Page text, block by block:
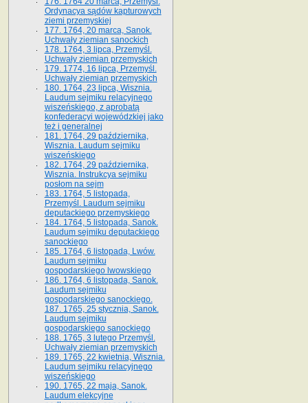
Ordynacya sądów kapturowych
ziemi przemyskiej
177. 1764, 20 marca, Sanok.
Uchwały ziemian sanockich
178. 1764, 3 lipca, Przemyśl.
Uchwały ziemian przemyskich
179. 1774, 16 lipca, Przemyśl.
Uchwały ziemian przemyskich
180. 1764, 23 lipca, Wisznia.
Laudum sejmiku relacyjnego
wiszeńskiego, z aprobatą
konfederacyi wojewódzkiej jako
też i generalnej
181. 1764, 29 października,
Wisznia. Laudum sejmiku
wiszeńskiego
182. 1764, 29 października,
Wisznia. Instrukcya sejmiku
posłom na sejm
183. 1764, 5 listopada,
Przemyśl. Laudum sejmiku
deputackiego przemyskiego
184. 1764, 5 listopada, Sanok.
Laudum sejmiku deputackiego
sanockiego
185. 1764, 6 listopada, Lwów.
Laudum sejmiku
gospodarskiego lwowskiego
186. 1764, 6 listopada, Sanok.
Laudum sejmiku
gospodarskiego sanockiego.
187. 1765, 25 stycznia, Sanok.
Laudum sejmiku
gospodarskiego sanockiego
188. 1765, 3 lutego Przemyśl.
Uchwały ziemian przemyskich
189. 1765, 22 kwietnia, Wisznia.
Laudum sejmiku relacyjnego
wiszeńskiego
190. 1765, 22 maja, Sanok.
Laudum elekcyjne